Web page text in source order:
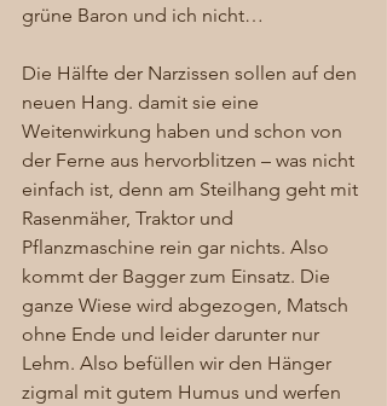
grüne Baron und ich nicht…
Die Hälfte der Narzissen sollen auf den
neuen Hang. damit sie eine
Weitenwirkung haben und schon von
der Ferne aus hervorblitzen – was nicht
einfach ist, denn am Steilhang geht mit
Rasenmäher, Traktor und
Pflanzmaschine rein gar nichts. Also
kommt der Bagger zum Einsatz. Die
ganze Wiese wird abgezogen, Matsch
ohne Ende und leider darunter nur
Lehm. Also befüllen wir den Hänger
zigmal mit gutem Humus und werfen